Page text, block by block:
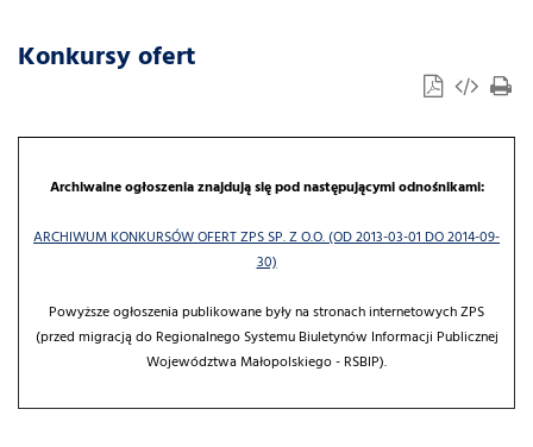
Konkursy ofert
Archiwalne ogłoszenia znajdują się pod następującymi odnośnikami:
ARCHIWUM KONKURSÓW OFERT ZPS SP. Z O.O. (OD 2013-03-01 DO 2014-09-
30)
Powyższe ogłoszenia publikowane były na stronach internetowych ZPS
(przed migracją do Regionalnego Systemu Biuletynów Informacji Publicznej
Województwa Małopolskiego - RSBIP).